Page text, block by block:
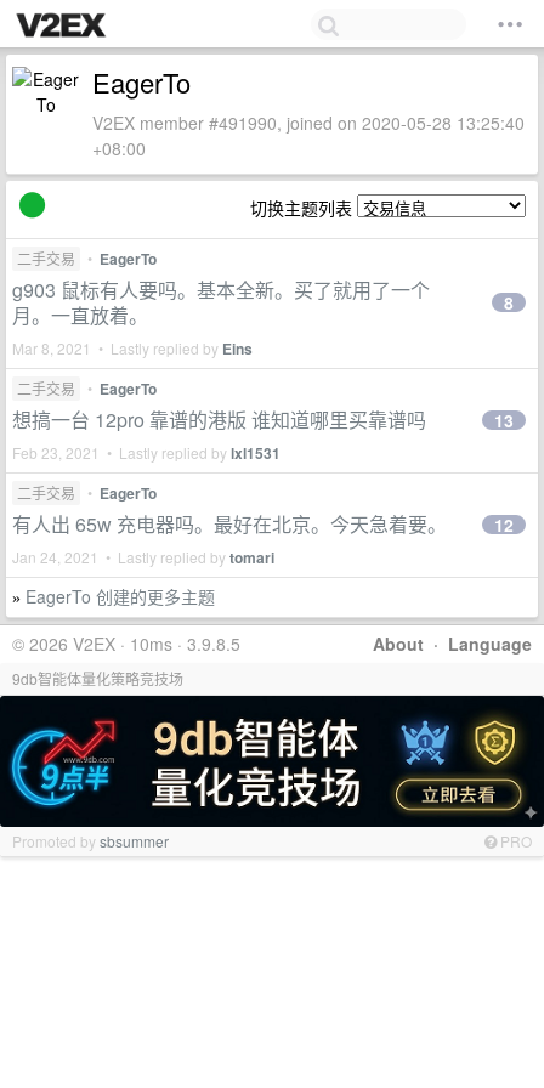
EagerTo
V2EX member #491990, joined on 2020-05-28 13:25:40
+08:00
切换主题列表
二手交易 • EagerTo
g903 鼠标有人要吗。基本全新。买了就用了一个
月。一直放着。
Mar 8, 2021 • Lastly replied by Eins
8
二手交易 • EagerTo
想搞一台 12pro 靠谱的港版 谁知道哪里买靠谱吗
Feb 23, 2021 • Lastly replied bylxl1531
13
二手交易 • EagerTo
有人出 65w 充电器吗。最好在北京。今天急着要。
Jan 24, 2021 • Lastly replied bytomari
12
» EagerTo 创建的更多主题
About · Language
© 2026 V2EX · 10ms · 3.9.8.5
9db智能体量化策略竞技场
Promoted bysbsummer PRO